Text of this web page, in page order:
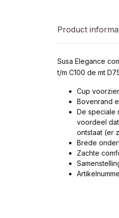
Product
Susa Elegance
t/m C100 de mt
Cup
Bovenrand
De speciale
voordeel
ontstaat (er
Brede
Zachte